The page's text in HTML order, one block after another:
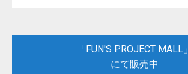
「FUN'S PROJECT MALL」
にて販売中